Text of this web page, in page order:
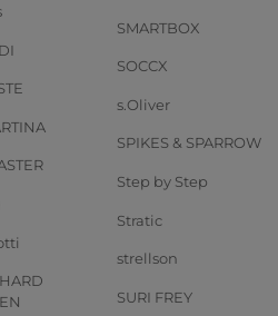
SMARTBOX
SOCCX
s.Oliver
SPIKES & SPARROW
Step by Step
Stratic
strellson
SURI FREY